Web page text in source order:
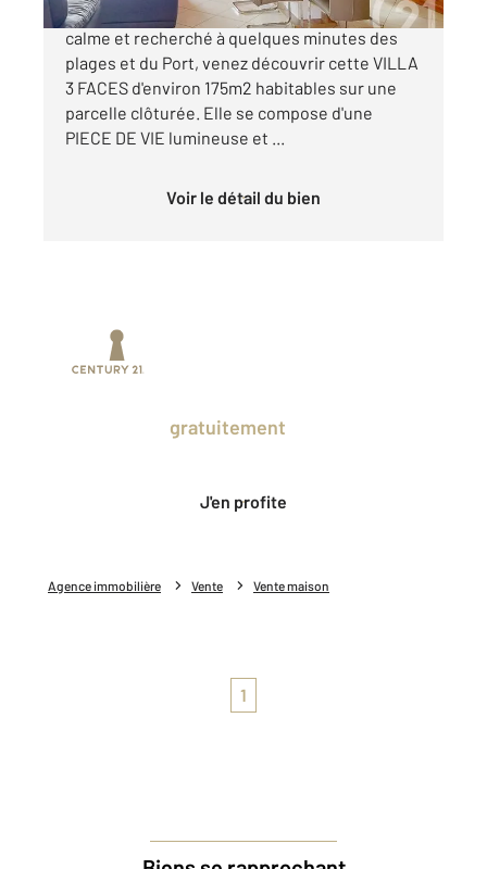
Agence immobilière Vente Vente maison
SAINT-CYPRIEN PLAGE, dans un quartier
calme et recherché à quelques minutes des
plages et du Port, venez découvrir cette VILLA
3 FACES d'environ 175m2 habitables sur une
parcelle clôturée. Elle se compose d'une
PIECE DE VIE lumineuse et ...
Voir le détail du bien
gratuitement
J'en profite
1